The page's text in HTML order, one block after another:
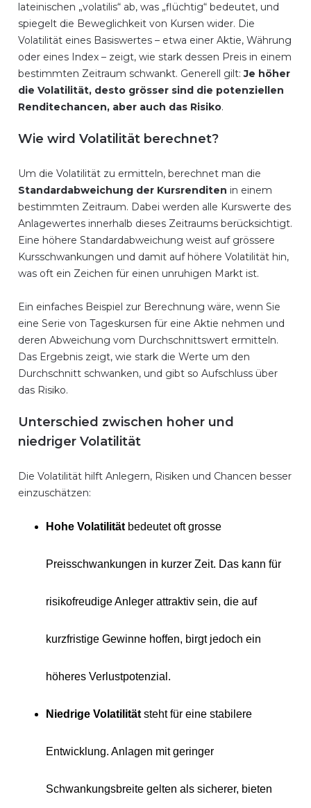
lateinischen „volatilis“ ab, was „flüchtig“ bedeutet, und
spiegelt die Beweglichkeit von Kursen wider. Die
Volatilität eines Basiswertes – etwa einer Aktie, Währung
oder eines Index – zeigt, wie stark dessen Preis in einem
bestimmten Zeitraum schwankt. Generell gilt:Je höher
die Volatilität, desto grösser sind die potenziellen
Renditechancen, aber auch das Risiko.
Wie wird Volatilität berechnet?
Um die Volatilität zu ermitteln, berechnet man die
Standardabweichung der Kursrenditen in einem
bestimmten Zeitraum. Dabei werden alle Kurswerte des
Anlagewertes innerhalb dieses Zeitraums berücksichtigt.
Eine höhere Standardabweichung weist auf grössere
Kursschwankungen und damit auf höhere Volatilität hin,
was oft ein Zeichen für einen unruhigen Markt ist.
Ein einfaches Beispiel zur Berechnung wäre, wenn Sie
eine Serie von Tageskursen für eine Aktie nehmen und
deren Abweichung vom Durchschnittswert ermitteln.
Das Ergebnis zeigt, wie stark die Werte um den
Durchschnitt schwanken, und gibt so Aufschluss über
das Risiko.
Unterschied zwischen hoher und
niedriger Volatilität
Die Volatilität hilft Anlegern, Risiken und Chancen besser
einzuschätzen:
Hohe Volatilität bedeutet oft grosse
Preisschwankungen in kurzer Zeit. Das kann für
risikofreudige Anleger attraktiv sein, die auf
kurzfristige Gewinne hoffen, birgt jedoch ein
höheres Verlustpotenzial.
Niedrige Volatilität steht für eine stabilere
Entwicklung. Anlagen mit geringer
Schwankungsbreite gelten als sicherer, bieten